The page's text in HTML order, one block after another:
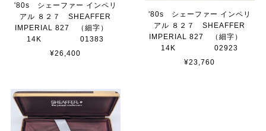
'80s シェーファー インペリ
アル ８２７ SHEAFFER
IMPERIAL 827 （細字）
14K 01383
¥26,400
'80s シェーファー インペリ
アル ８２７ SHEAFFER
IMPERIAL 827 （細字）
14K 02923
¥23,760